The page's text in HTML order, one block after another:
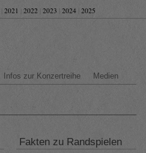
2021 2022 2023 2024 2025
Infos zur Konzertreihe Medien
Fakten zu Randspielen